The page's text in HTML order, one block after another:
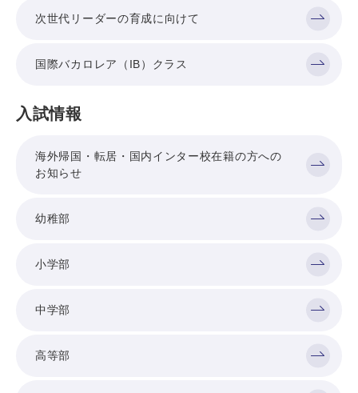
次世代リーダーの育成に向けて
国際バカロレア（IB）クラス
入試情報
海外帰国・転居・国内インター校在籍の方への
お知らせ
幼稚部
小学部
中学部
高等部